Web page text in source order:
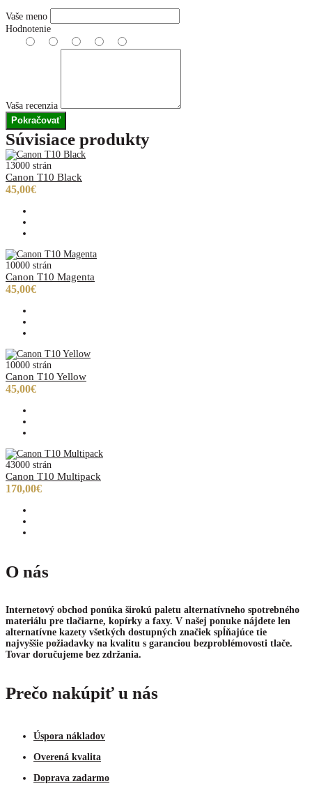
Vaše meno
Hodnotenie
Vaša recenzia
Pokračovať
Súvisiace produkty
13000 strán
Canon T10 Black
45,00€
10000 strán
Canon T10 Magenta
45,00€
10000 strán
Canon T10 Yellow
45,00€
43000 strán
Canon T10 Multipack
170,00€
O nás
Internetový obchod ponúka širokú paletu alternatívneho spotrebného
materiálu pre tlačiarne, kopírky a faxy. V našej ponuke nájdete len
alternatívne kazety všetkých dostupných značiek spĺňajúce tie
najvyššie požiadavky na kvalitu s garanciou bezproblémovosti tlače.
Tovar doručujeme bez zdržania.
Prečo nakúpiť u nás
Úspora nákladov
Overená kvalita
Doprava zadarmo